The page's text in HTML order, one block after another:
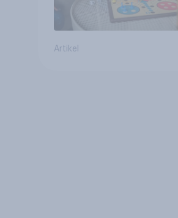
Artikel